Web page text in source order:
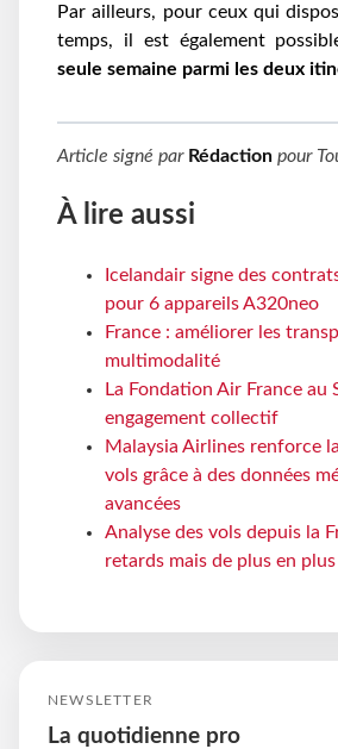
Par ailleurs, pour ceux qui
temps, il est également
seule semaine parmi les deux
Article signé par Rédaction pour
À lire aussi
Icelandair signe des
pour 6 appareils A320neo
France : améliorer les
multimodalité
La Fondation Air France au
engagement collectif
Malaysia Airlines renforce
vols grâce à des données
avancées
Analyse des vols depuis la
retards mais de plus en
NEWSLETTER
La quotidienne pro